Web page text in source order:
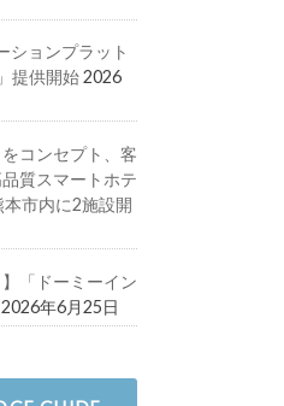
ションプラット
提供開始2026
コンセプト、客
質スマートホテ
市内に2施設開
「ドーミーイン
2026年6月25日